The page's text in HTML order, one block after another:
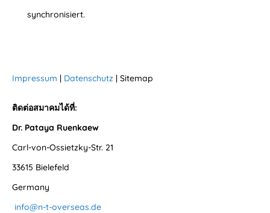
synchronisiert.
Impressum | Datenschutz | Sitemap
ติดต่อสมาคมได้ที่:
Dr. Pataya Ruenkaew
Carl-von-Ossietzky-Str. 21
33615 Bielefeld
Germany
info@n-t-overseas.de